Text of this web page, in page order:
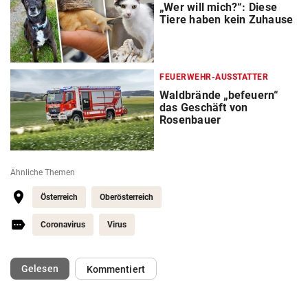
„Wer will mich?“: Diese
Tiere haben kein Zuhause
FEUERWEHR-AUSSTATTER
Waldbrände „befeuern“
das Geschäft von
Rosenbauer
Ähnliche Themen
Österreich Oberösterreich
Coronavirus Virus
Gelesen(ausgewählt)Kommentiert